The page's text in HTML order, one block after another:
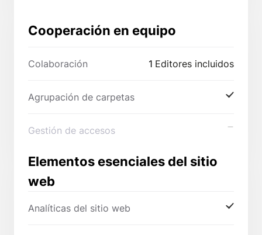
Cooperación en equipo
Colaboración 1 Editores incluidos
Agrupación de carpetas
Gestión de accesos
Elementos esenciales del sitio
web
Analíticas del sitio web